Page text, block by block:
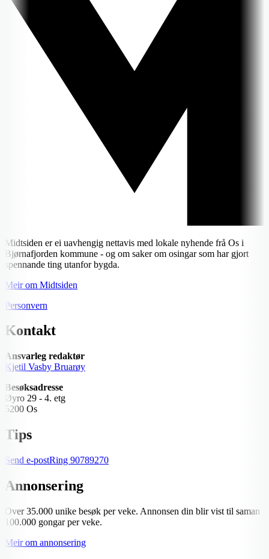
Midtsiden er ei uavhengig nettavis med lokale nyhende frå Os i
Bjørnafjorden kommune - og om saker om osingar som har gjort
spennande ting utanfor bygda.
Meir om Midtsiden
Personvern
Kontakt
Ansvarleg redaktør
Kjetil Vasby Bruarøy
Besøksadresse
Øyro 29 - 4. etg
5200 Os
Tips
Send e-postRing 90789270
Annonsering
Over 35.000 unike besøk per veke. Annonsen din blir vist til saman
100.000 gongar per veke.
Meir om annonsering